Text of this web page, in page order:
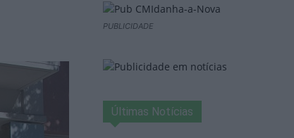
PUBLICIDADE
Últimas Notícias